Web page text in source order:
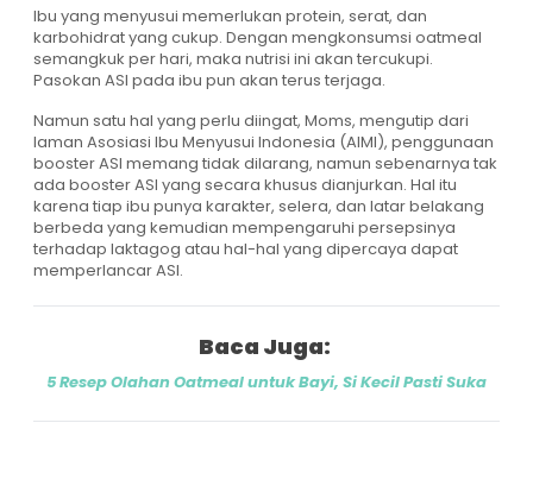
Ibu yang menyusui memerlukan protein, serat, dan
karbohidrat yang cukup. Dengan mengkonsumsi oatmeal
semangkuk per hari, maka nutrisi ini akan tercukupi.
Pasokan ASI pada ibu pun akan terus terjaga.
Namun satu hal yang perlu diingat, Moms, mengutip dari
laman Asosiasi Ibu Menyusui Indonesia (AIMI), penggunaan
booster ASI memang tidak dilarang, namun sebenarnya tak
ada booster ASI yang secara khusus dianjurkan. Hal itu
karena tiap ibu punya karakter, selera, dan latar belakang
berbeda yang kemudian mempengaruhi persepsinya
terhadap laktagog atau hal-hal yang dipercaya dapat
memperlancar ASI.
Baca Juga:
5 Resep Olahan Oatmeal untuk Bayi, Si Kecil Pasti Suka